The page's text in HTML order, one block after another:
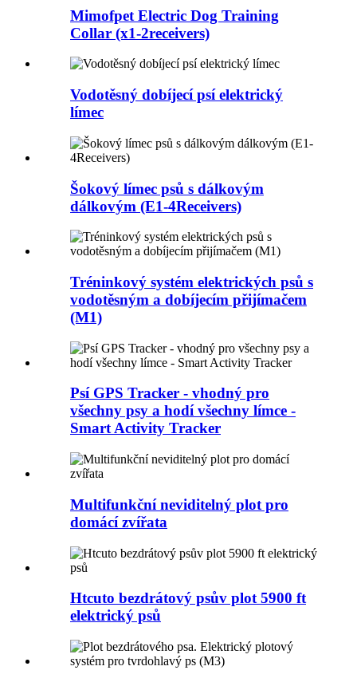
Mimofpet Electric Dog Training
Collar (x1-2receivers)
Vodotěsný dobíjecí psí elektrický
límec
Šokový límec psů s dálkovým
dálkovým (E1-4Receivers)
Tréninkový systém elektrických psů s
vodotěsným a dobíjecím přijímačem
(M1)
Psí GPS Tracker - vhodný pro
všechny psy a hodí všechny límce -
Smart Activity Tracker
Multifunkční neviditelný plot pro
domácí zvířata
Htcuto bezdrátový psův plot 5900 ft
elektrický psů